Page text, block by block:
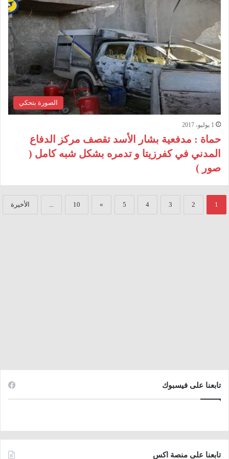
الصورة بتحكي
1 يوليو، 2017
حماة : مدفعية بشار الأسد تقصف مركز الدفاع
المدني في كفرزيتا و تدمره بشكل شبه كامل (
صور )
1
2
3
4
5
»
10
... الأخيرة
تابعنا على فيسبوك
تابعنا على منصة اكس